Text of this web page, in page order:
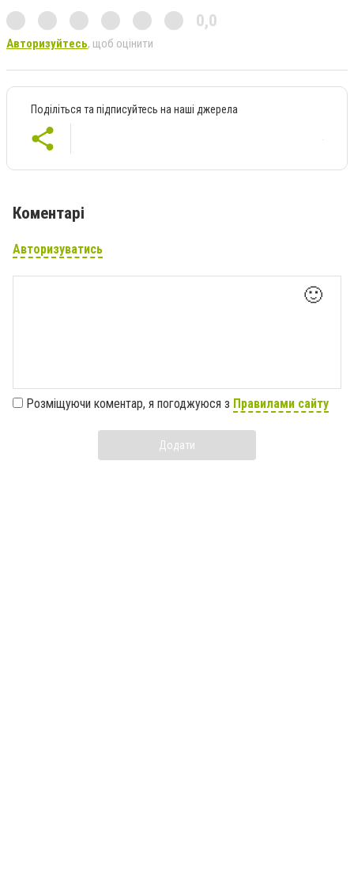
0,0
Авторизуйтесь, щоб оцінити
Поділіться та підписуйтесь на наші джерела
Коментарі
Авторизуватись
🙂
Розміщуючи коментар, я погоджуюся з Правилами сайту
Додати